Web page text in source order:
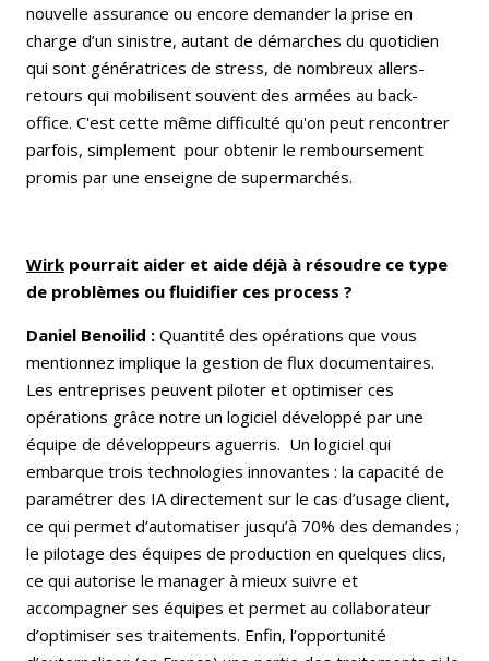
nouvelle assurance ou encore demander la prise en
charge d’un sinistre, autant de démarches du quotidien
qui sont génératrices de stress, de nombreux allers-
retours qui mobilisent souvent des armées au back-
office. C'est cette même difficulté qu'on peut rencontrer
parfois, simplement pour obtenir le remboursement
promis par une enseigne de supermarchés.
Wirk pourrait aider et aide déjà à résoudre ce type
de problèmes ou fluidifier ces process ?
Daniel Benoilid : Quantité des opérations que vous
mentionnez implique la gestion de flux documentaires.
Les entreprises peuvent piloter et optimiser ces
opérations grâce notre un logiciel développé par une
équipe de développeurs aguerris. Un logiciel qui
embarque trois technologies innovantes : la capacité de
paramétrer des IA directement sur le cas d’usage client,
ce qui permet d’automatiser jusqu’à 70% des demandes ;
le pilotage des équipes de production en quelques clics,
ce qui autorise le manager à mieux suivre et
accompagner ses équipes et permet au collaborateur
d’optimiser ses traitements. Enfin, l’opportunité